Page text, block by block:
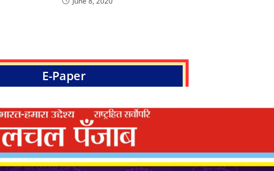
E-Paper